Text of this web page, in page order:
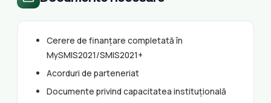
Cerere de finanțare completată în
MySMIS2021/SMIS2021+
Acorduri de parteneriat
Documente privind capacitatea instituțională